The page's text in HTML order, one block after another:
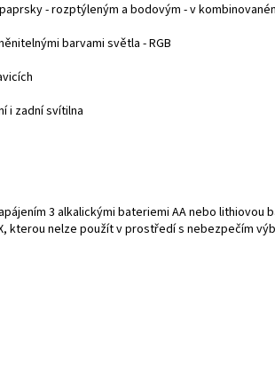
- rozptýleným a bodovým - v
barvami světla - RGB
i zadní svítilna
3 alkalickými bateriemi AA nebo lithiovou
kterou nelze použít v prostředí s nebezpečím